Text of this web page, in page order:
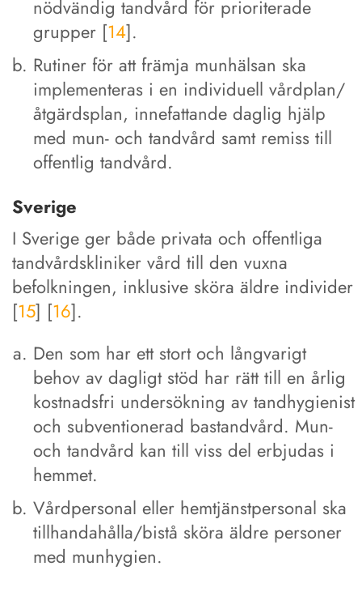
nödvändig tandvård för prioriterade
grupper [14].
Rutiner för att främja munhälsan ska
implementeras i en individuell vårdplan/
åtgärdsplan, innefattande daglig hjälp
med mun- och tandvård samt remiss till
offentlig tandvård.
Sverige
I Sverige ger både privata och offentliga
tandvårdskliniker vård till den vuxna
befolkningen, inklusive sköra äldre individer
[15] [16].
Den som har ett stort och långvarigt
behov av dagligt stöd har rätt till en årlig
kostnadsfri undersökning av tandhygienist
och subventionerad bastandvård. Mun-
och tandvård kan till viss del erbjudas i
hemmet.
Vårdpersonal eller hemtjänstpersonal ska
tillhandahålla/bistå sköra äldre personer
med munhygien.